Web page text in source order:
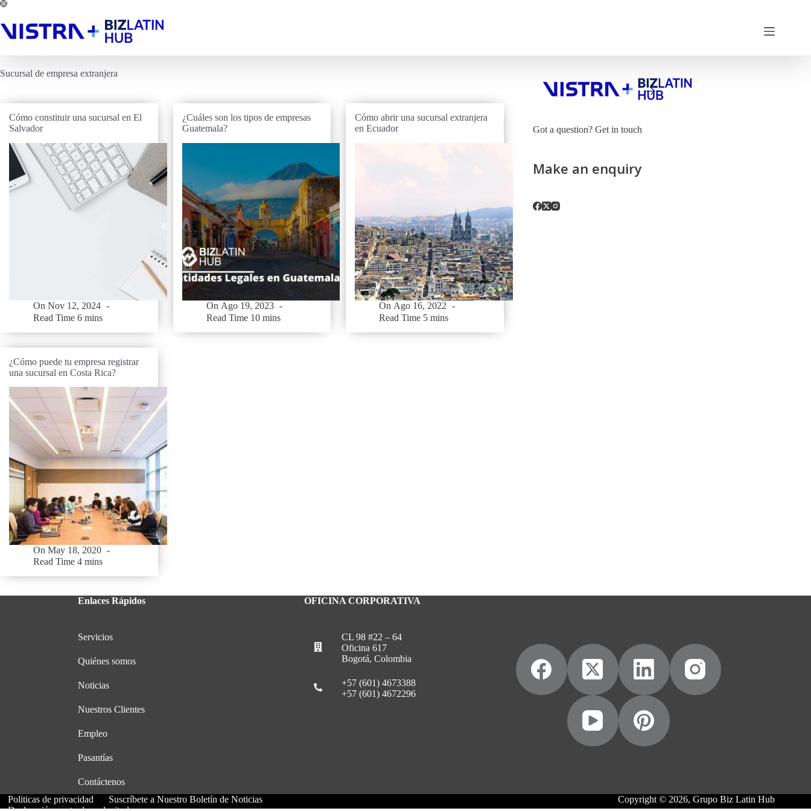
Saltar
contenido
Sucursal de empresa extranjera
Cómo constituir una sucursal en El
Salvador
On Nov 12, 2024
Read Time 6 mins
¿Cuáles son los tipos de empresas
Guatemala?
On Ago 19, 2023
Read Time 10 mins
Cómo abrir una sucursal extranjera
en Ecuador
On Ago 16, 2022
Read Time 5 mins
¿Cómo puede tu empresa registrar
una sucursal en Costa Rica?
On May 18, 2020
Read Time 4 mins
Got a question? Get in touch
Make an enquiry
Enlaces Rápidos
Servicios
Quiénes somos
Noticias
Nuestros Clientes
Empleo
Pasantías
Contáctenos
OFICINA CORPORATIVA
CL 98 #22 – 64
Oficina 617
Bogotá, Colombia
+57 (601) 4673388
+57 (601) 4672296
Politicas de privacidad
Suscríbete a Nuestro Boletín de Noticias
Copyright © 2026, Grupo Biz Latin Hub